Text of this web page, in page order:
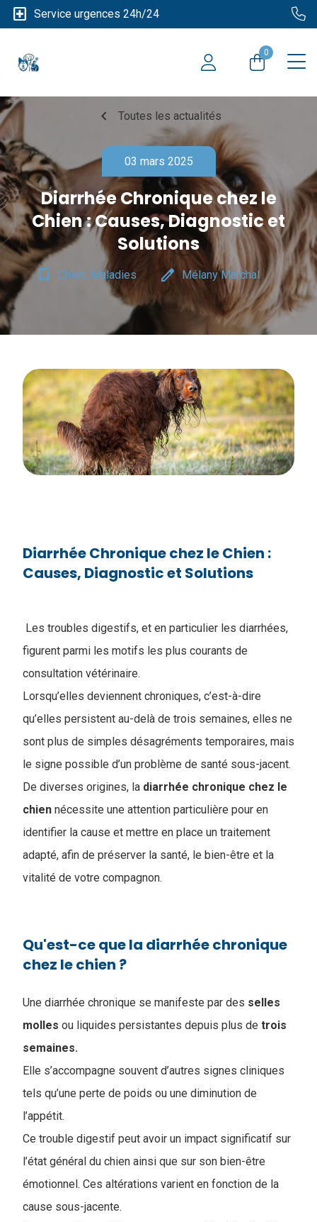
local_hospital Service urgences 24h/24
0
chevron_left Toutes les actualités
03 mars 2025
Diarrhée Chronique chez le
Chien : Causes, Diagnostic et
Solutions
bookmark_border Chien, Maladies edit Mélany Marchal
Diarrhée Chronique chez le Chien :
Causes, Diagnostic et Solutions
Les troubles digestifs, et en particulier les diarrhées,
figurent parmi les motifs les plus courants de
consultation vétérinaire.
Lorsqu’elles deviennent chroniques, c’est-à-dire
qu’elles persistent au-delà de trois semaines, elles ne
sont plus de simples désagréments temporaires, mais
le signe possible d’un problème de santé sous-jacent.
De diverses origines, la diarrhée chronique chez le
chien ​ nécessite une attention particulière pour en
identifier la cause et mettre en place un traitement
adapté, afin de préserver la santé, le bien-être et la
vitalité de votre compagnon.
Qu'est-ce que la diarrhée chronique
chez le chien​ ?
Une diarrhée chronique se manifeste par des selles
molles ou liquides persistantes depuis plus de trois
semaines.
Elle s’accompagne souvent d’autres signes cliniques
tels qu’une perte de poids ou une diminution de
l’appétit.
Ce trouble digestif peut avoir un impact significatif sur
l’état général du chien ainsi que sur son bien-être
émotionnel. Ces altérations varient en fonction de la
cause sous-jacente.